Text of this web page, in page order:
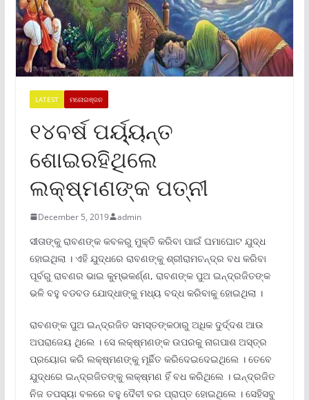
LATEST ମନୋରଞ୍ଜନ
୧୪ବର୍ଷ ପର୍ୟ୍ୟନ୍ତ
ଶୋଇରହିଥିଲେ
ଲକ୍ଷ୍ମଣଙ୍କ ପତ୍ନୀ
December 5, 2019 admin
ସୀତାଙ୍କୁ ରାବଣଙ୍କ କବଳରୁ ମୁକ୍ତି କରିବା ପାଇଁ ଘମାଘୋଟ ଯୁଦ୍ଧ
ହୋଇଥିଲା । ଏହି ଯୁଦ୍ଧରେ ରାବଣଙ୍କୁ ଶ୍ରୀରାମଚନ୍ଦ୍ର ବଧ କରିବା
ପୂର୍ବରୁ ରାବଣର ଭାଇ କୁମ୍ଭକର୍ଣ୍ଣ, ରାବଣଙ୍କ ପୁଅ ଇନ୍ଦ୍ରଜିତଙ୍କ
ଭଳି ବହୁ ବଡବଡ ଯୋଦ୍ଧାଙ୍କୁ ମଧ୍ୟ ବଦ୍ଧ କରିବାକୁ ହୋଇଥିଲା ।
ରାବଣଙ୍କ ପୁଅ ଇନ୍ଦ୍ରଜିତ ସମସ୍ତଙ୍କଠାରୁ ଅଧିକ ଦୁର୍ଦ୍ଦଶ ଆଉ
ଅପରାଜେୟ ଥିଲେ । ସେ ଲକ୍ଷ୍ମଣଙ୍କ ଉପରକୁ ନାଗପାଶ ଅସ୍ତ୍ର
ପ୍ରୟୋଗ କରି ଲକ୍ଷ୍ମଣଙ୍କୁ ମୂର୍ଛିତ କରିଦେଇଦେଇଥିଲେ । ତେବେ
ଯୁଦ୍ଧରେ ଇନ୍ଦ୍ରଜିତଙ୍କୁ ଲକ୍ଷ୍ମଣ ହିଁ ବଧ କରିଥିଲେ । ଇନ୍ଦ୍ରଜିତ
ନିଜ ତପସ୍ୟା ବଳରେ ବହୁ ଦୈବୀ ବର ପ୍ରାପ୍ତ ହୋଇଥିଲେ । ସେହିସବୁ